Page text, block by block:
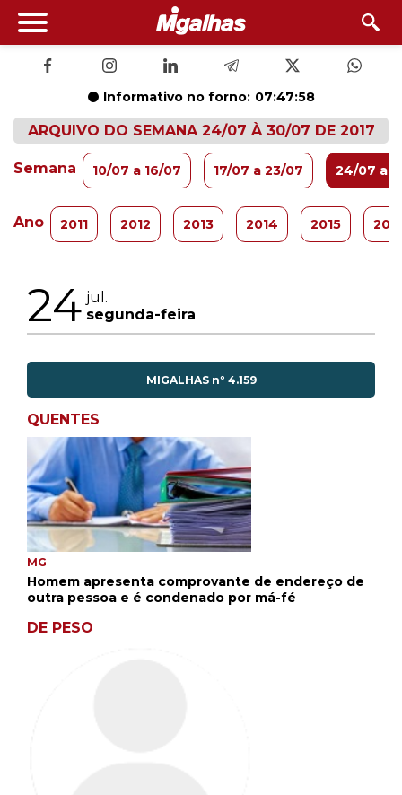
Informativo no forno: 07:47:57
ARQUIVO DO SEMANA 24/07 À 30/07 DE 2017
Semana 10/07 a 16/07 17/07 a 23/07 24/07 a
Ano 2011 2012 2013 2014 2015
24 jul.
segunda-feira
MIGALHAS nº 4.159
QUENTES
MG
Homem apresenta comprovante de endereço de
outra pessoa e é condenado por má-fé
DE PESO